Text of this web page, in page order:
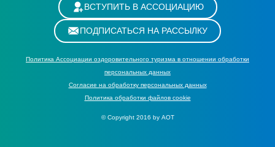
ВСТУПИТЬ В АССОЦИАЦИЮ
ПОДПИСАТЬСЯ НА РАССЫЛКУ
Политика Ассоциации оздоровительного туризма в отношении обработки
персональных данных
Cогласие на обработку персональных данных
Политика обработки файлов cookie
© Copyright 2016 by АОТ